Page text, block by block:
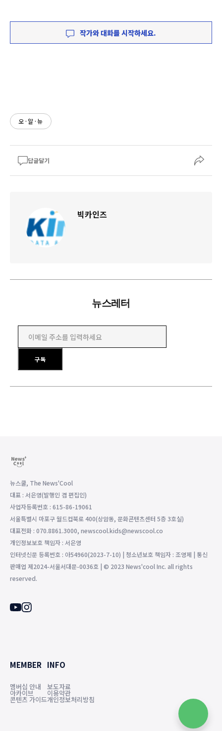
작가와 대화를 시작하세요.
오·알·뉴
답글달기
빅카인즈
뉴스레터
구독
뉴스쿨, The News'Cool
대표 : 서은영(발행인 겸 편집인)
사업자등록번호 : 615-86-19061
서울특별시 마포구 월드컵북로 400(상암동, 문화콘텐츠센터 5층 3호실)
대표전화 : 070.8861.3000, newscool.kids@newscool.co
개인정보보호 책임자 : 서은영
인터넷신문 등록번호 : 아54960(2023-7-10) | 청소년보호 책임자 : 조영제 | 통신
판매업 제2024-서울서대문-0036호 | © 2023 News'cool Inc. all rights
reserved.
MEMBER
멤버십 안내
아카이브
콘텐츠 가이드
INFO
보도자료
이용약관
개인정보처리방침